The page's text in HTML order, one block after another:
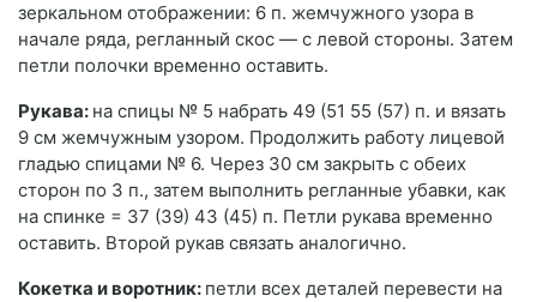
зеркальном отображении: 6 п. жемчужного узора в
начале ряда, регланный скос — с левой стороны. Затем
петли полочки временно оставить.
Рукава: на спицы № 5 набрать 49 (51 55 (57) п. и вязать
9 см жемчужным узором. Продолжить работу лицевой
гладью спицами № 6. Через 30 см закрыть с обеих
сторон по 3 п., затем выполнить регланные убавки, как
на спинке = 37 (39) 43 (45) п. Петли рукава временно
оставить. Второй рукав связать аналогично.
Кокетка и воротник: петли всех деталей перевести на